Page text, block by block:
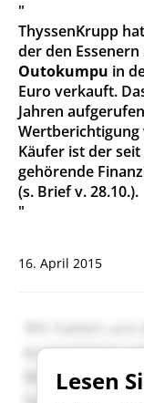
"
ThyssenKrupp
der den
Outokumpu in
Euro verkauft.
Jahren
Wertberichtigung
Käufer ist der
gehörende
(s. Brief v. 28.10.).
"
16. April 2015
Lesen